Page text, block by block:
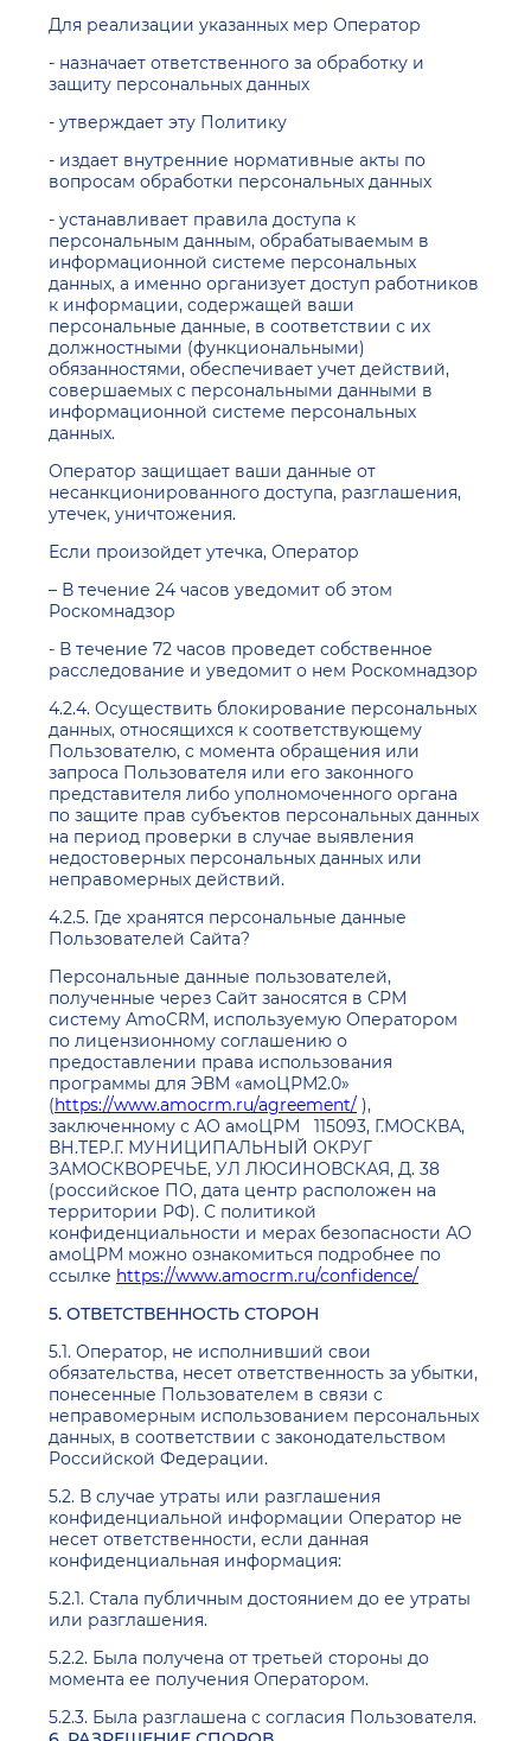
Для реализации указанных мер Оператор
- назначает ответственного за обработку и
защиту персональных данных
- утверждает эту Политику
- издает внутренние нормативные акты по
вопросам обработки персональных данных
- устанавливает правила доступа к
персональным данным, обрабатываемым в
информационной системе персональных
данных, а именно организует доступ работников
к информации, содержащей ваши
персональные данные, в соответствии с их
должностными (функциональными)
обязанностями, обеспечивает учет действий,
совершаемых с персональными данными в
информационной системе персональных
данных.
Оператор защищает ваши данные от
несанкционированного доступа, разглашения,
утечек, уничтожения.
Если произойдет утечка, Оператор
– В течение 24 часов уведомит об этом
Роскомнадзор
- В течение 72 часов проведет собственное
расследование и уведомит о нем Роскомнадзор
4.2.4. Осуществить блокирование персональных
данных, относящихся к соответствующему
Пользователю, с момента обращения или
запроса Пользователя или его законного
представителя либо уполномоченного органа
по защите прав субъектов персональных данных
на период проверки в случае выявления
недостоверных персональных данных или
неправомерных действий.
4.2.5. Где хранятся персональные данные
Пользователей Сайта?
Персональные данные пользователей,
полученные через Сайт заносятся в СРМ
систему AmoCRM, используемую Оператором
по лицензионному соглашению о
предоставлении права использования
программы для ЭВМ «амоЦРМ2.0»
(https://www.amocrm.ru/agreement/ ),
заключенному с АО амоЦРМ 115093, Г.МОСКВА,
ВН.ТЕР.Г. МУНИЦИПАЛЬНЫЙ ОКРУГ
ЗАМОСКВОРЕЧЬЕ, УЛ ЛЮСИНОВСКАЯ, Д. 38
(российское ПО, дата центр расположен на
территории РФ). С политикой
конфиденциальности и мерах безопасности АО
амоЦРМ можно ознакомиться подробнее по
ссылке https://www.amocrm.ru/confidence/
5. ОТВЕТСТВЕННОСТЬ СТОРОН
5.1. Оператор, не исполнивший свои
обязательства, несет ответственность за убытки,
понесенные Пользователем в связи с
неправомерным использованием персональных
данных, в соответствии с законодательством
Российской Федерации.
5.2. В случае утраты или разглашения
конфиденциальной информации Оператор не
несет ответственности, если данная
конфиденциальная информация:
5.2.1. Стала публичным достоянием до ее утраты
или разглашения.
5.2.2. Была получена от третьей стороны до
момента ее получения Оператором.
5.2.3. Была разглашена с согласия Пользователя.